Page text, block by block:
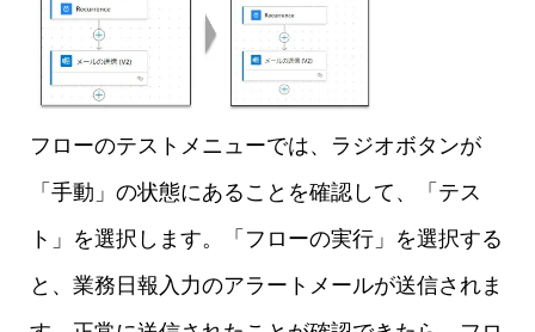
フローのテストメニューでは、ラジオボタンが
「手動」の状態にあることを確認して、「テス
ト」を選択します。「フローの実行」を選択する
と、業務日報入力のアラートメールが送信されま